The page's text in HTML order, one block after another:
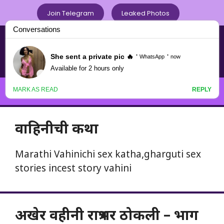
to
content
Join Telegram Leaked Photos
Chavat Marathi .com
नवनवीन मराठी चावटपणाचा
Menu
वाहिनीची कथा
Marathi Vahinichi sex katha,gharguti sex
stories incest story vahini
अखेर वहीनी रात्रभर ठोकली – भाग